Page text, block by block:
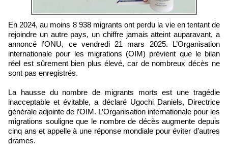
En 2024, au moins 8 938 migrants ont perdu la vie en tentant de
rejoindre un autre pays, un chiffre jamais atteint auparavant, a
annoncé l’ONU, ce vendredi 21 mars 2025. L’Organisation
internationale pour les migrations (OIM) prévient que le bilan
réel est sûrement bien plus élevé, car de nombreux décès ne
sont pas enregistrés.
La hausse du nombre de migrants morts est une tragédie
inacceptable et évitable, a déclaré Ugochi Daniels, Directrice
générale adjointe de l’OIM. L’Organisation internationale pour les
migrations souligne que le nombre de décès augmente depuis
cinq ans et appelle à une réponse mondiale pour éviter d’autres
drames.